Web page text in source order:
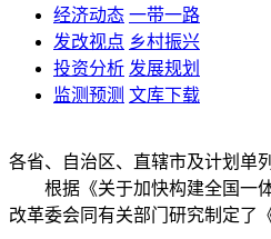
经济动态 一带一路
发改视点 乡村振兴
投资分析 发展规划
监测预测 文库下载
各省、自治区、直辖市及计划单
根据《关于加快构建全国一体
改革委会同有关部门研究制定了